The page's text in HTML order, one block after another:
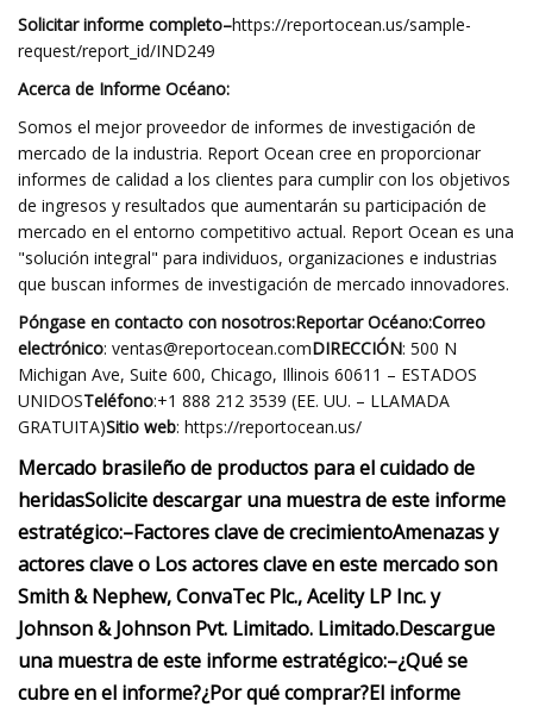
Solicitar informe completo–https://reportocean.us/sample-
request/report_id/IND249
Acerca de Informe Océano:
Somos el mejor proveedor de informes de investigación de
mercado de la industria. Report Ocean cree en proporcionar
informes de calidad a los clientes para cumplir con los objetivos
de ingresos y resultados que aumentarán su participación de
mercado en el entorno competitivo actual. Report Ocean es una
"solución integral" para individuos, organizaciones e industrias
que buscan informes de investigación de mercado innovadores.
Póngase en contacto con nosotros:Reportar Océano:Correo
electrónico: ventas@reportocean.comDIRECCIÓN: 500 N
Michigan Ave, Suite 600, Chicago, Illinois 60611 – ESTADOS
UNIDOSTeléfono:+1 888 212 3539 (EE. UU. – LLAMADA
GRATUITA)Sitio web: https://reportocean.us/
Mercado brasileño de productos para el cuidado de
heridasSolicite descargar una muestra de este informe
estratégico:–Factores clave de crecimientoAmenazas y
actores claveo Los actores clave en este mercado son
Smith & Nephew, ConvaTec Plc., Acelity LP Inc. y
Johnson & Johnson Pvt. Limitado. Limitado.Descargue
una muestra de este informe estratégico:–¿Qué se
cubre en el informe?¿Por qué comprar?El informe